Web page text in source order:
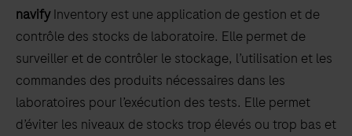
to
scroll
between
the
tabs
navifyInventory est une application de gestion et de
contrôle des stocks de laboratoire. Elle permet de
surveiller et de contrôler le stockage, l’utilisation et les
commandes des produits nécessaires dans les
laboratoires pour l’exécution des tests. Elle permet
d’éviter les niveaux de stocks trop élevés ou trop bas et